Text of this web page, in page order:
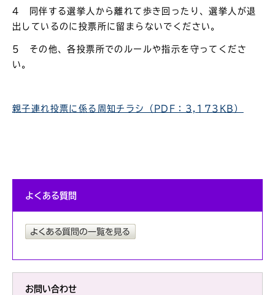
4 同伴する選挙人から離れて歩き回ったり、選挙人が退
出しているのに投票所に留まらないでください。
5 その他、各投票所でのルールや指示を守ってくださ
い。
親子連れ投票に係る周知チラシ（PDF：3,173KB）
よくある質問
お問い合わせ